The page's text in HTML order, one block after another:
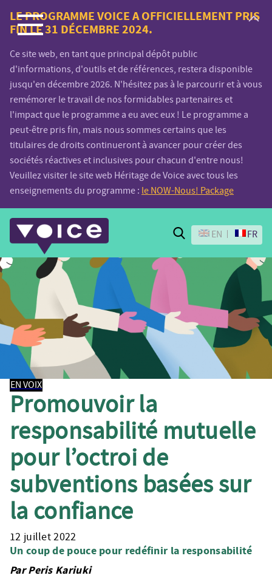
Voice.Global
website
LE PROGRAMME VOICE A OFFICIELLEMENT PRIS
FIN LE 31 DÉCEMBRE 2024.
Ce site web, en tant que principal dépôt public
d'informations, d'outils et de références, restera disponible
jusqu'en décembre 2026. N'hésitez pas à le parcourir et à vous
remémorer le travail de nos formidables partenaires et
l'impact que le programme a eu avec eux ! Le programme a
peut-être pris fin, mais nous sommes certains que les
titulaires de droits continueront à avancer pour créer des
sociétés réactives et inclusives pour chacun d'entre nous!
Veuillez visiter le site web Héritage de Voice avec tous les
enseignements du programme : le NOW-Nous! Package
Search
EN FR
EN VOIX
Promouvoir la
responsabilité mutuelle
pour l’octroi de
subventions basées sur
la confiance
12 juillet 2022
Un coup de pouce pour redéfinir la responsabilité
Par Peris Kariuki